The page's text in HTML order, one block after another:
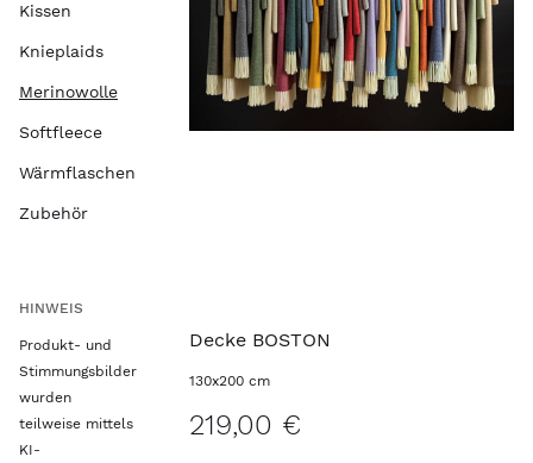
Decke BOSTON
130x200 cm
219,00 €
Kissen
Knieplaids
Merinowolle
Softfleece
Wärmflaschen
Zubehör
HINWEIS
Produkt- und
Stimmungsbilder
wurden
teilweise mittels
KI-